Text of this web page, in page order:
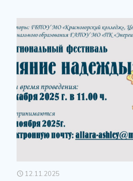
12.11.2025